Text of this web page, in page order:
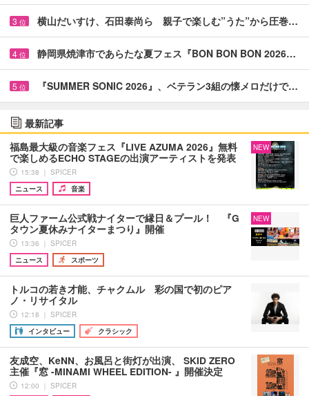
3 位 横山だいすけ、石田泰尚ら 親子で楽しむ”うた”から圧巻…
4 位 静岡県焼津市であらたな夏フェス『BON BON BON 2026…
5 位 『SUMMER SONIC 2026』、ベテラン3組の懐メロだけで…
最新記事
福島最大級の音楽フェス『LIVE AZUMA 2026』無料
で楽しめるECHO STAGEの出演アーティストを発表
15:38 ｜ SPICER
ニュース
音楽
NEW
巨人ファーム公式戦ナイターで縁日＆プール！ 『G
タウン夏休みナイターまつり』開催
13:36 ｜ SPICER
ニュース
スポーツ
NEW
トルコの若き才能、チャクムル 彩の国で初のピア
ノ・リサイタル
12:18 ｜ SPICER
インタビュー
クラシック
友成空、KeNN、お風呂と街灯が出演、 SKID ZERO
主催『窓 -MINAMI WHEEL EDITION- 』開催決定
12:00 ｜ SPICER